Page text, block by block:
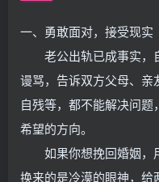
一、勇敢面对，接受现实
老公出轨已成事实，自
谩骂，告诉双方父母、亲
自残等，都不能解决问
希望的方向。
如果你想挽回婚姻，用
换来的是冷漠的眼神，